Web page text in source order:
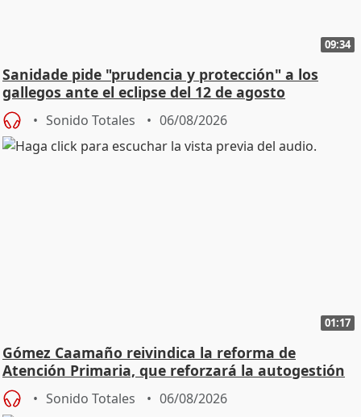
09:34
Sanidade pide "prudencia y protección" a los
gallegos ante el eclipse del 12 de agosto
Sonido Totales 06/08/2026
01:17
Gómez Caamaño reivindica la reforma de
Atención Primaria, que reforzará la autogestión
Sonido Totales 06/08/2026